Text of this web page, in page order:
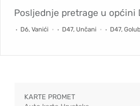
Posljednje pretrage u općini
D6, Vanići D47, Unčani D47,
KARTE PROMET